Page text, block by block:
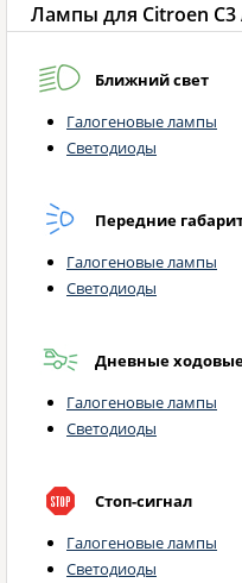
Лампы для Citroen
Ближний свет
Галогеновые лампы
Светодиоды
Передние
Галогеновые лампы
Светодиоды
Дневные
Галогеновые лампы
Светодиоды
Стоп-сигнал
Галогеновые лампы
Светодиоды